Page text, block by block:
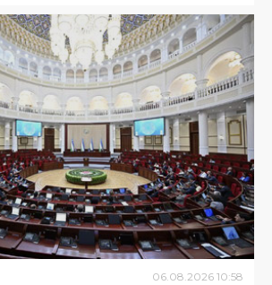
06 08 2026 10:58